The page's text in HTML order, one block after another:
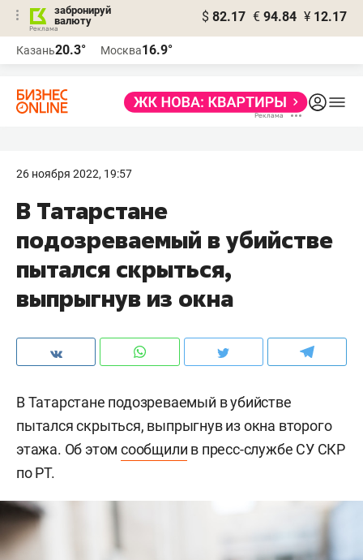
забронируй
валюту
$ 82.17 € 94.84 ¥ 12.17
Казань20.3° Москва16.9°
26 ноября 2022, 19:57
В Татарстане
подозреваемый в убийстве
пытался скрыться,
выпрыгнув из окна
В Татарстане подозреваемый в убийстве
пытался скрыться, выпрыгнув из окна второго
этажа. Об этомсообщили в пресс-службе СУ СКР
по РТ.